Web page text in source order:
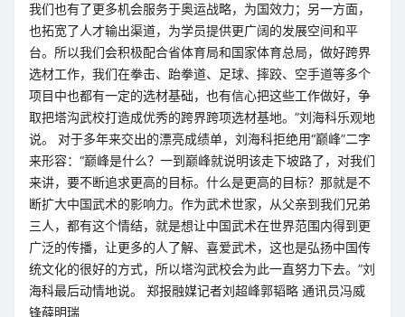
我们也有了更多机会服务于奥运战略，为国效力；另一方面，
也拓宽了人才输出渠道，为学员提供更广阔的发展空间和平
台。所以我们会积极配合省体育局和国家体育总局，做好跨界
选材工作，我们在拳击、跆拳道、足球、摔跤、空手道等多个
项目中也都有一定的选材基础，也有信心把这些工作做好，争
取把塔沟武校打造成优秀的跨界跨项选材基地。”刘海科乐观地
说。 对于多年来交出的漂亮成绩单，刘海科拒绝用“巅峰”二字
来形容：“巅峰是什么？一到巅峰就说明该走下坡路了，对我们
来讲，要不断追求更高的目标。什么是更高的目标？那就是不
断扩大中国武术的影响力。作为武术世家，从父亲到我们兄弟
三人，都有这个情结，就是想让中国武术在世界范围内得到更
广泛的传播，让更多的人了解、喜爱武术，这也是弘扬中国传
统文化的很好的方式，所以塔沟武校会为此一直努力下去。”刘
海科最后动情地说。 郑报融媒记者刘超峰郭韬略 通讯员冯威
锋薛明瑞